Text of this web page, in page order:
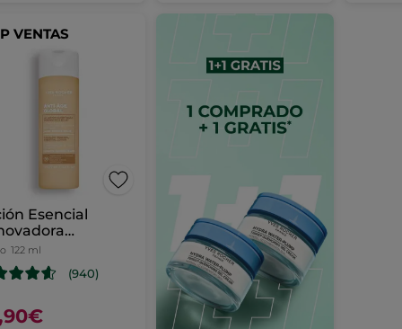
VENTAS
Esencial
122 ml
(940)